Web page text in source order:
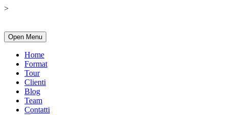
>
Open Menu
Home
Format
Tour
Clienti
Blog
Team
Contatti